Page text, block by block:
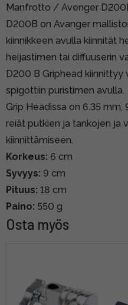
Manfrotto / Avenger
D200B on Avanger
kiinnikkeen avulla kiinnität
heijastimen tai diffuuserin
D200 B Griphead kiinnittyy
spigottiin puristimen avulla.
Grip Headissa on 6.35 mm,
reiät putkien ja tankojen ja
kiinnittämiseen.
Korkeus: 6 cm
Syvyys: 9 cm
Pituus: 18 cm
Paino: 550 g
Osta myös